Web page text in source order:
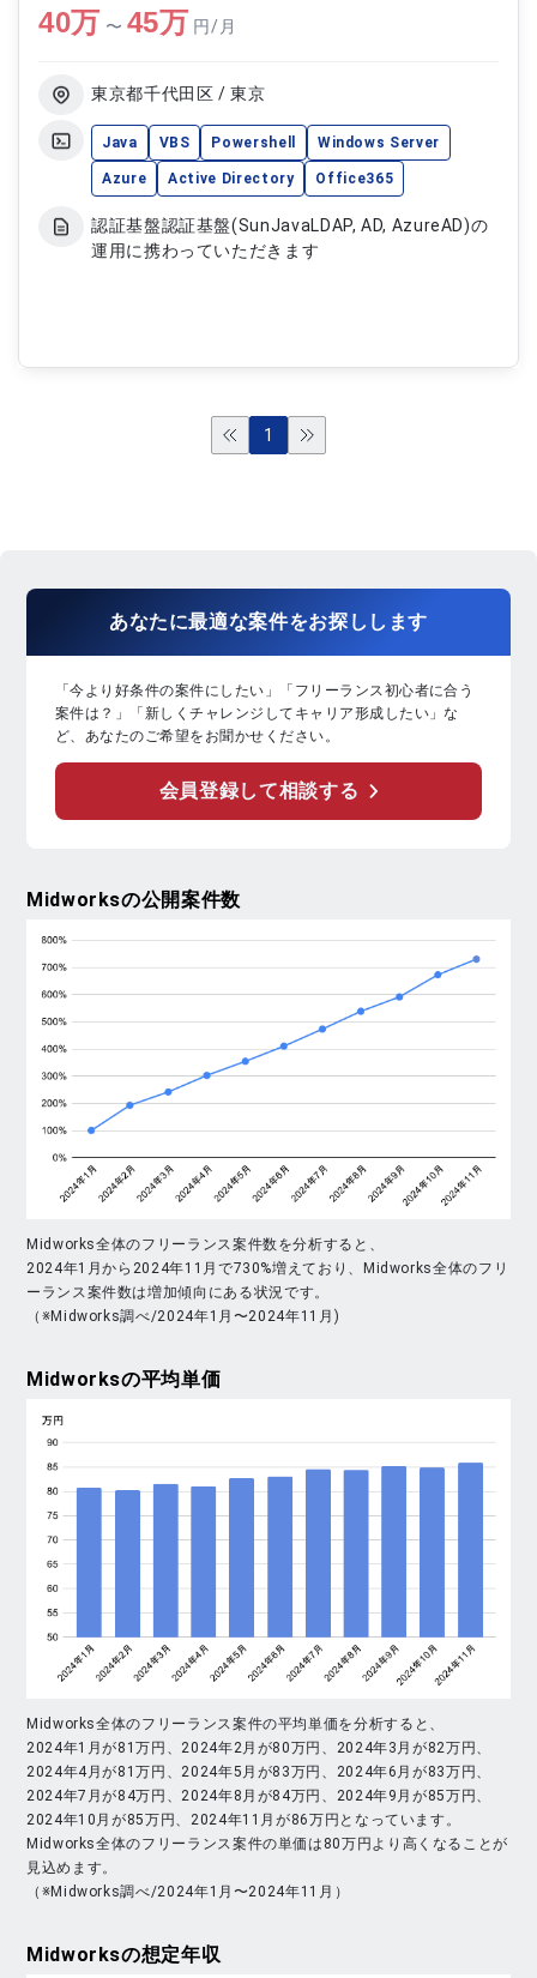
40万 〜 45万 円/月
東京都千代田区 / 東京
Java VBS Powershell Windows Server
Azure Active Directory Office365
認証基盤認証基盤(SunJavaLDAP, AD, AzureAD)の
運用に携わっていただきます
1
あなたに最適な案件をお探し します
「今より好条件の案件にしたい」「フリーランス初心者に合う
案件は？」「新しくチャレンジしてキャリア形成したい」な
ど、あなたのご希望をお聞かせください。
会員登録して相談する
Midworksの公開案件数
Midworks全体のフリーランス案件数を分析すると、
2024年1月から2024年11月で730%増えており、Midworks全体のフリ
ーランス案件数は増加傾向にある状況です。
（※Midworks調べ/2024年1月〜2024年11月)
Midworksの平均単価
Midworks全体のフリーランス案件の平均単価を分析すると、
2024年1月が81万円、2024年2月が80万円、2024年3月が82万円、
2024年4月が81万円、2024年5月が83万円、2024年6月が83万円、
2024年7月が84万円、2024年8月が84万円、2024年9月が85万円、
2024年10月が85万円、2024年11月が86万円となっています。
Midworks全体のフリーランス案件の単価は80万円より高くなることが
見込めます。
（※Midworks調べ/2024年1月〜2024年11月）
Midworksの想定年収